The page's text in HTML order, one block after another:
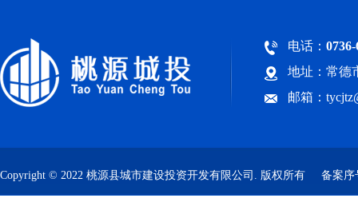
电话：
地址：常德
邮箱：
Copyright © 2022 桃源县城市建设投资开发有限公司. 版权所有 备案序